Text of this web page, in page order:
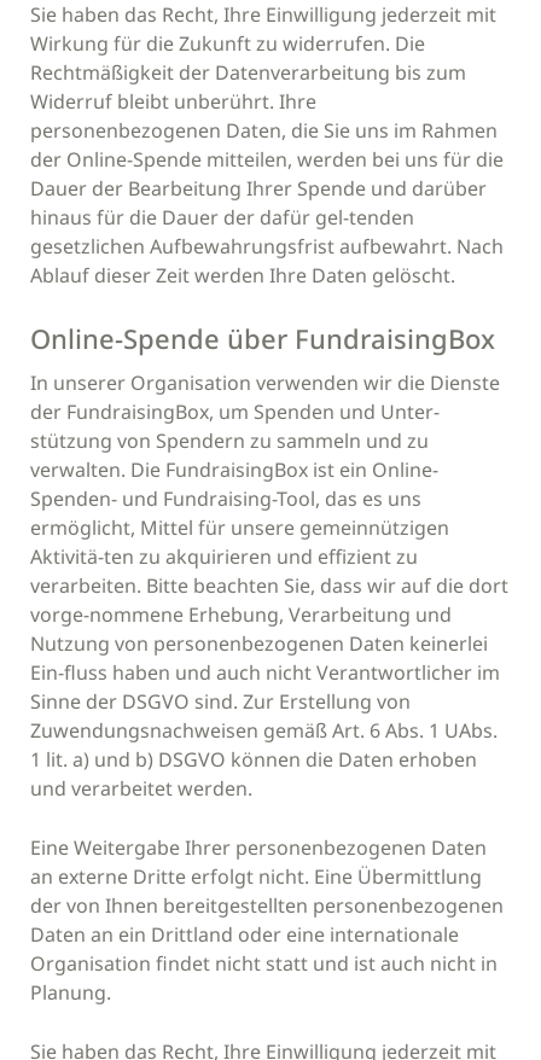
Sie haben das Recht, Ihre Einwilligung jederzeit mit
Wirkung für die Zukunft zu widerrufen. Die
Rechtmäßigkeit der Datenverarbeitung bis zum
Widerruf bleibt unberührt. Ihre
personenbezogenen Daten, die Sie uns im Rahmen
der Online-Spende mitteilen, werden bei uns für die
Dauer der Bearbeitung Ihrer Spende und darüber
hinaus für die Dauer der dafür gel-tenden
gesetzlichen Aufbewahrungsfrist aufbewahrt. Nach
Ablauf dieser Zeit werden Ihre Daten gelöscht.
Online-Spende über FundraisingBox
In unserer Organisation verwenden wir die Dienste
der FundraisingBox, um Spenden und Unter-
stützung von Spendern zu sammeln und zu
verwalten. Die FundraisingBox ist ein Online-
Spenden- und Fundraising-Tool, das es uns
ermöglicht, Mittel für unsere gemeinnützigen
Aktivitä-ten zu akquirieren und effizient zu
verarbeiten. Bitte beachten Sie, dass wir auf die dort
vorge-nommene Erhebung, Verarbeitung und
Nutzung von personenbezogenen Daten keinerlei
Ein-fluss haben und auch nicht Verantwortlicher im
Sinne der DSGVO sind. Zur Erstellung von
Zuwendungsnachweisen gemäß Art. 6 Abs. 1 UAbs.
1 lit. a) und b) DSGVO können die Daten erhoben
und verarbeitet werden.
Eine Weitergabe Ihrer personenbezogenen Daten
an externe Dritte erfolgt nicht. Eine Übermittlung
der von Ihnen bereitgestellten personenbezogenen
Daten an ein Drittland oder eine internationale
Organisation findet nicht statt und ist auch nicht in
Planung.
Sie haben das Recht, Ihre Einwilligung jederzeit mit